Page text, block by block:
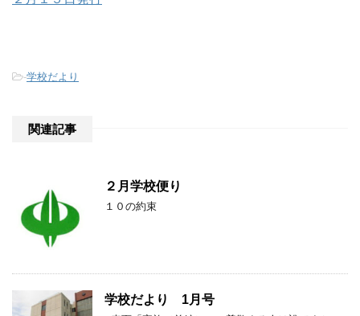
-学校だより
関連記事
２月学校便り
１０の約束
学校だより 1月号